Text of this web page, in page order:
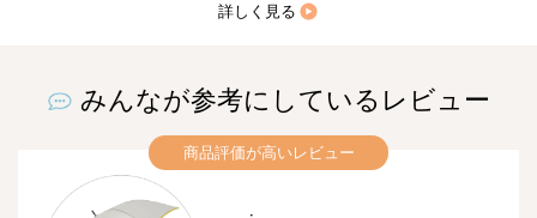
詳しく見る
みんなが参考にしているレビュー
商品評価が高いレビュー